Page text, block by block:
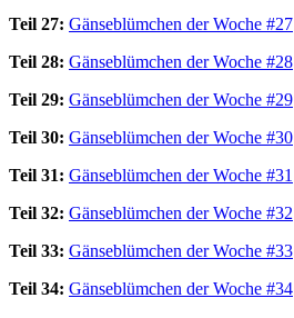
Teil 27: Gänseblümchen der Woche #27
Teil 28: Gänseblümchen der Woche #28
Teil 29: Gänseblümchen der Woche #29
Teil 30: Gänseblümchen der Woche #30
Teil 31: Gänseblümchen der Woche #31
Teil 32: Gänseblümchen der Woche #32
Teil 33: Gänseblümchen der Woche #33
Teil 34: Gänseblümchen der Woche #34